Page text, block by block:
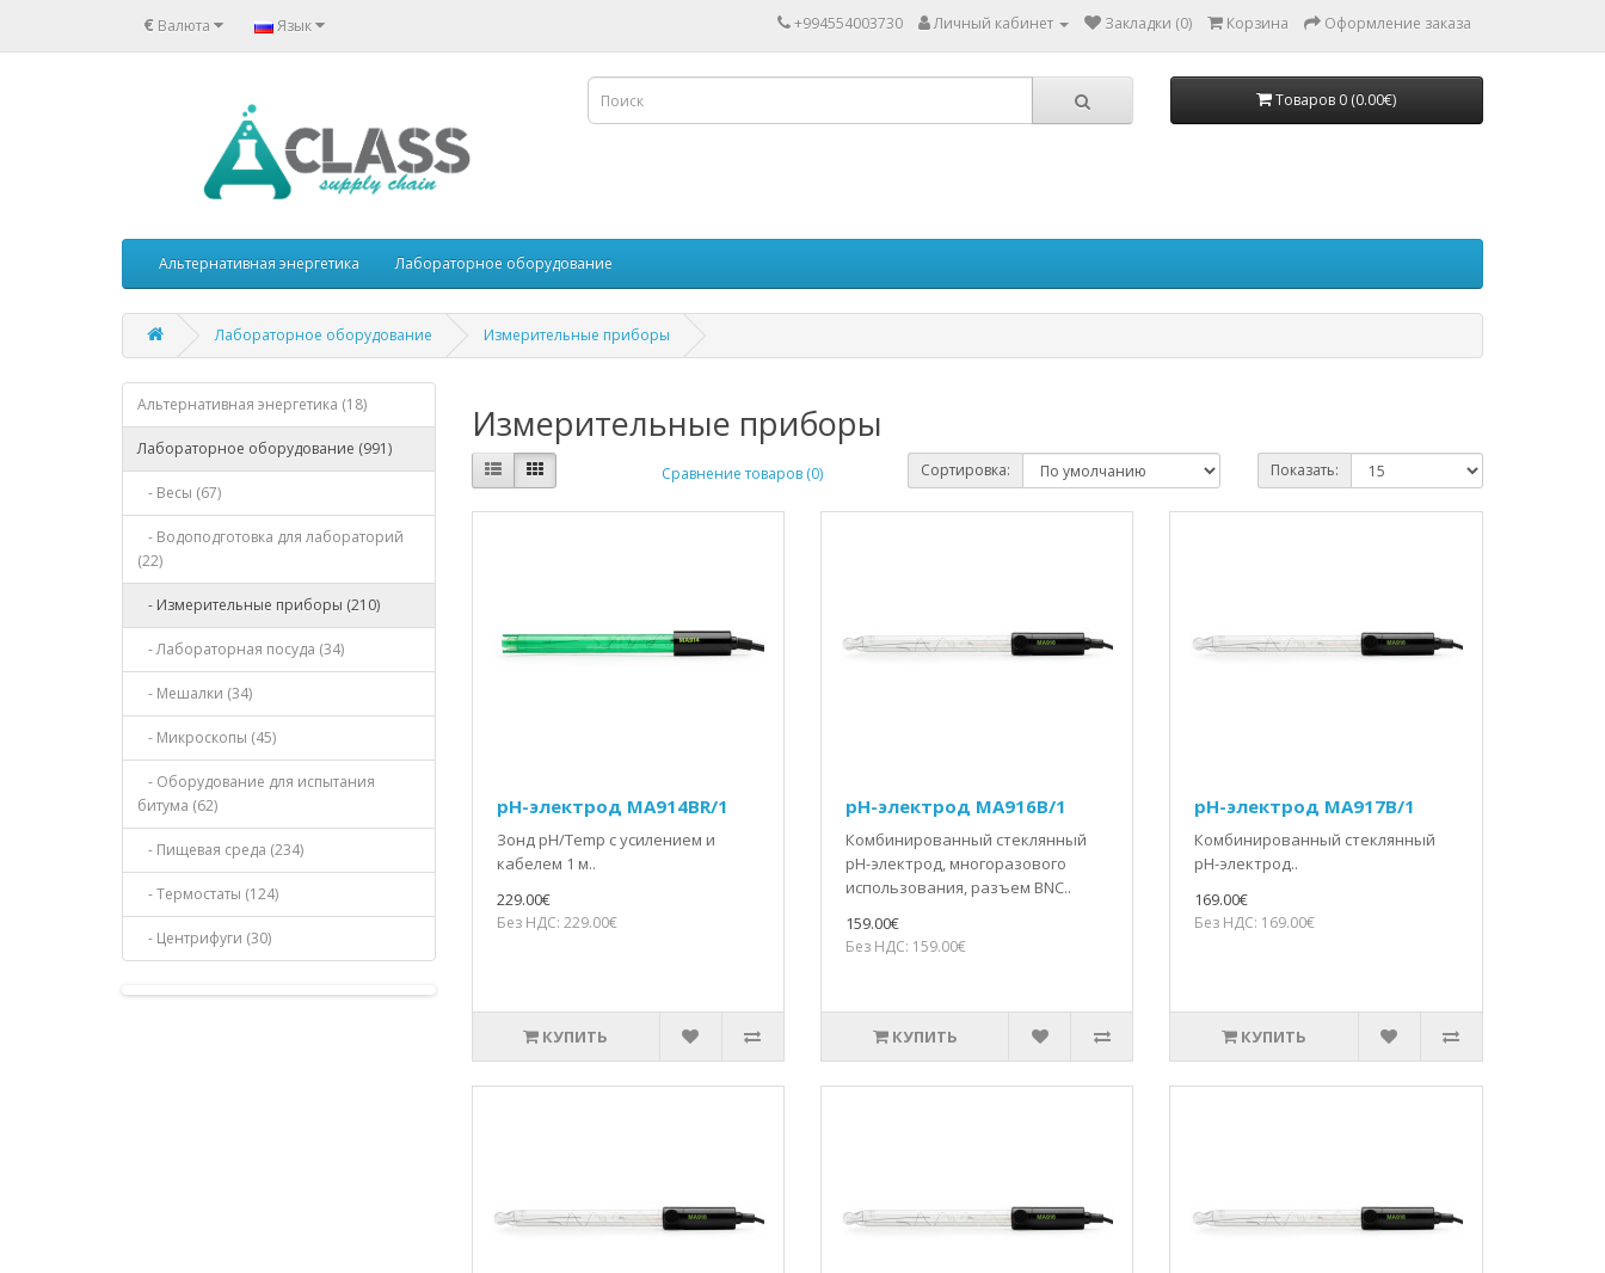
€ Валюта Язык +994554003730 Личный кабинет Закладки (0) Корзина Оформление заказа
Товаров 0 (0.00€)
Альтернативная энергетика Лабораторное оборудование
Лабораторное оборудование Измерительные приборы
Альтернативная энергетика (18)
Лабораторное оборудование (991)
- Весы (67)
- Водоподготовка для лабораторий
(22)
- Измерительные приборы (210)
- Лабораторная посуда (34)
- Мешалки (34)
- Микроскопы (45)
- Оборудование для испытания
битума (62)
- Пищевая среда (234)
- Термостаты (124)
- Центрифуги (30)
Измерительные приборы
Сравнение товаров (0) Сортировка: Показать:
pH-электрод MA914BR/1
Зонд pH/Temp с усилением и
кабелем 1 м..
229.00€
Без НДС: 229.00€
КУПИТЬ
pH-электрод MA916B/1
Комбинированный стеклянный
pH-электрод, многоразового
использования, разъем BNC..
159.00€
Без НДС: 159.00€
КУПИТЬ
pH-электрод MA917B/1
Комбинированный стеклянный
pH-электрод..
169.00€
Без НДС: 169.00€
КУПИТЬ